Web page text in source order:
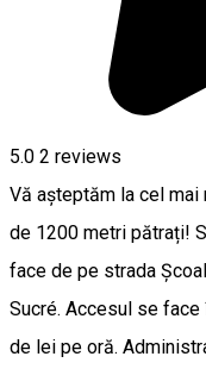
5.0 2 reviews
Vă așteptăm la cel mai
de 1200 metri pătrați!
face de pe strada
Sucré. Accesul se
de lei pe oră.